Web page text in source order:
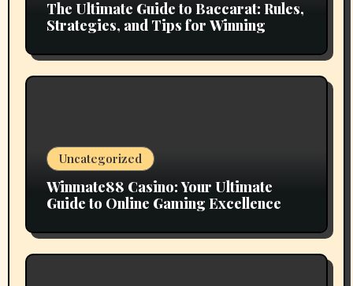
The Ultimate Guide to Baccarat: Rules,
Strategies, and Tips for Winning
Uncategorized
Winmate88 Casino: Your Ultimate
Guide to Online Gaming Excellence